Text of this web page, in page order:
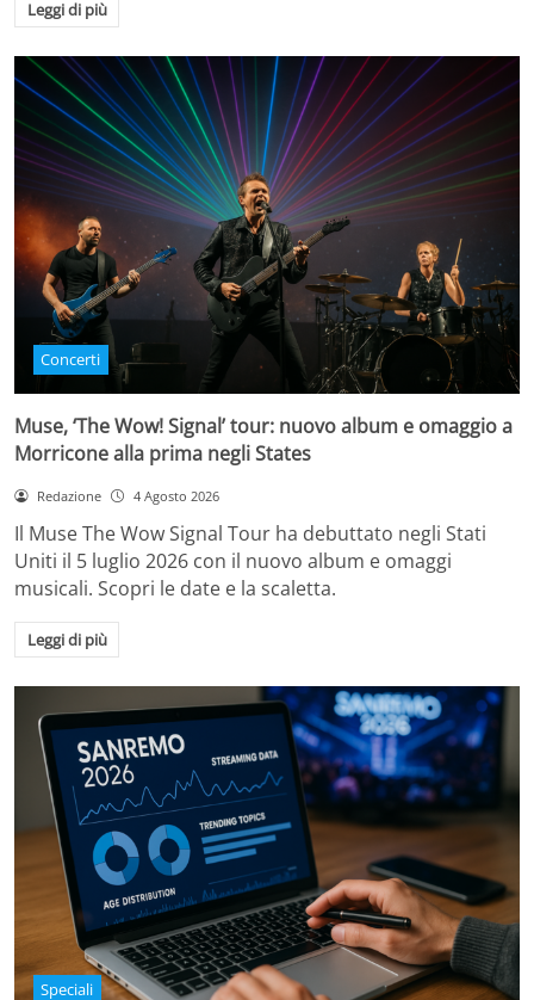
Leggi di più
Concerti
Muse, ‘The Wow! Signal’ tour: nuovo album e omaggio a
Morricone alla prima negli States
Redazione 4 Agosto 2026
Il Muse The Wow Signal Tour ha debuttato negli Stati
Uniti il 5 luglio 2026 con il nuovo album e omaggi
musicali. Scopri le date e la scaletta.
Leggi di più
Speciali